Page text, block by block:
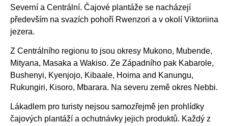
Severní a Centrální. Čajové plantáže se nacházejí
především na svazích pohoří Rwenzori a v okolí Viktoriina
jezera.
Z Centrálního regionu to jsou okresy Mukono, Mubende,
Mityana, Masaka a Wakiso. Ze Západního pak Kabarole,
Bushenyi, Kyenjojo, Kibaale, Hoima and Kanungu,
Rukungiri, Kisoro, Mbarara. Na severu země okres Nebbi.
Lákadlem pro turisty nejsou samozřejmě jen prohlídky
čajových plantáží a ochutnávky jejich produktů. Každý z